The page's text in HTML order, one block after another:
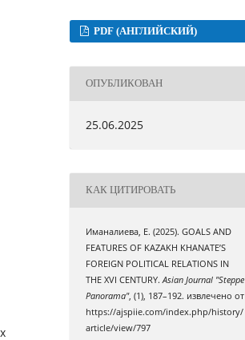
PDF (АНГЛИЙСКИЙ)
ОПУБЛИКОВАН
25.06.2025
КАК ЦИТИРОВАТЬ
Иманалиева, Е. (2025). GOALS AND
FEATURES OF KAZAKH KHANATE’S
FOREIGN POLITICAL RELATIONS IN
THE XVI CENTURY.Asian Journal "Steppe
Panorama", (1), 187–192. извлечено от
https://ajspiie.com/index.php/history/
article/view/797